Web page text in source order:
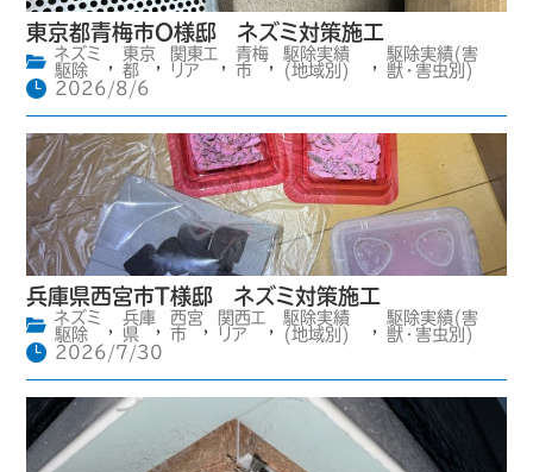
東京都青梅市O様邸 ネズミ対策施工
ネズミ
駆除
,
東京
都
,
関東エ
リア
,
青梅
市
,
駆除実績
(地域別)
,
駆除実績(害
獣・害虫別)
2026/8/6
兵庫県西宮市T様邸 ネズミ対策施工
ネズミ
駆除
兵庫
県
,
西宮
市
関西エ
リア
駆除実績
(地域別)
駆除実績(害
獣・害虫別)
2026/7/30